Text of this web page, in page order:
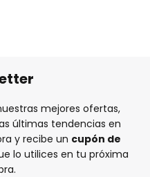
mejores ofertas,
últimas tendencias en
y recibe un cupón de
lo utilices en tu próxima